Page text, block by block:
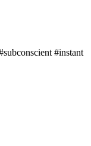
#instant